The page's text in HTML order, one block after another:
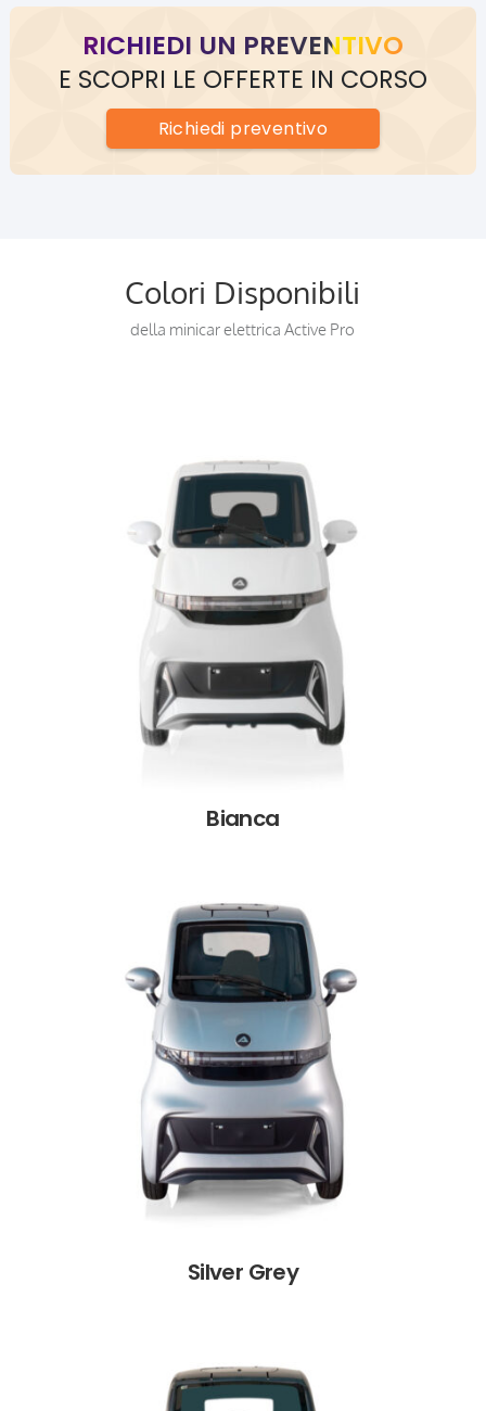
RICHIEDI UN PREVENTIVO
E SCOPRI LE OFFERTE IN CORSO
Richiedi preventivo
Colori Disponibili
della minicar elettrica Active Pro
Bianca
Silver Grey